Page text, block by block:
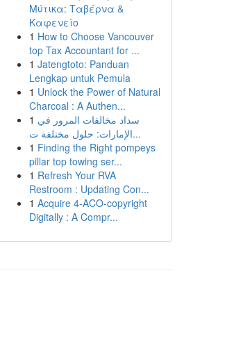
Μύτικα: Ταβέρνα &
Καφενείο
1 How to Choose Vancouver
top Tax Accountant for ...
1 Jatengtoto: Panduan
Lengkap untuk Pemula
1 Unlock the Power of Natural
Charcoal : A Authen...
1 سداد مخالفات المرور في
الإمارات: حلول مختلفة ت...
1 Finding the Right pompeys
pillar top towing ser...
1 Refresh Your RVA
Restroom : Updating Con...
1 Acquire 4-ACO-copyright
Digitally : A Compr...